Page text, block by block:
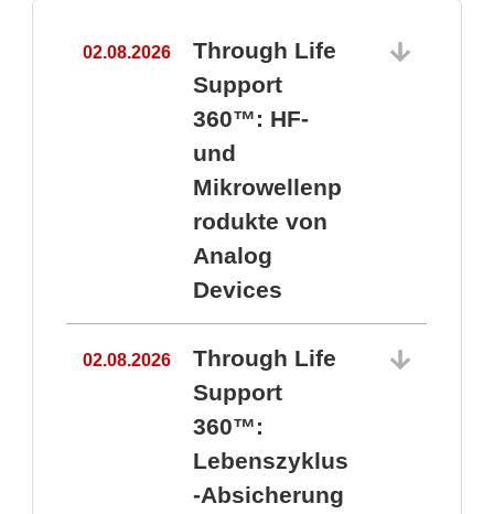
02.08.2026
Through Life
Support
360™: HF-
und
Mikrowellenp
rodukte von
Analog
Devices
02.08.2026
Through Life
Support
360™:
Lebenszyklus
-Absicherung